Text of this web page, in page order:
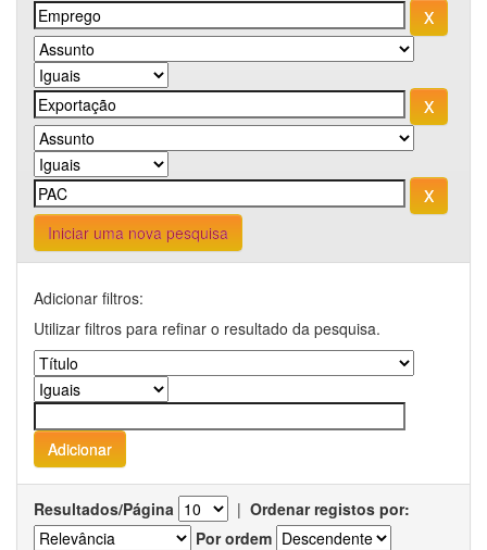
Iniciar uma nova pesquisa
Adicionar filtros:
Utilizar filtros para refinar o resultado da pesquisa.
Resultados/Página | Ordenar registos por:
Por ordem